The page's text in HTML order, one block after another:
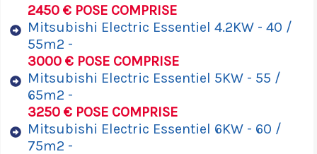
2450 € POSE COMPRISE
Mitsubishi Electric Essentiel 4.2KW - 40 /
55m2 -
3000 € POSE COMPRISE
Mitsubishi Electric Essentiel 5KW - 55 /
65m2 -
3250 € POSE COMPRISE
Mitsubishi Electric Essentiel 6KW - 60 /
75m2 -